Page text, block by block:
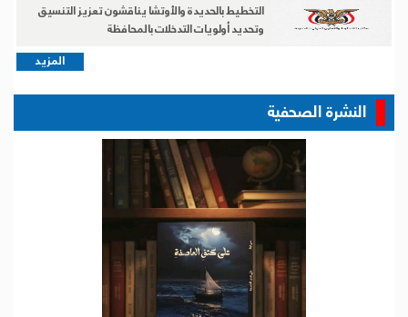
التخطيط بالحديدة والأوتشا يناقشون تعزيز التنسيق
وتحديد أولويات التدخلات بالمحافظة
المزيد
النشرة الصحفية